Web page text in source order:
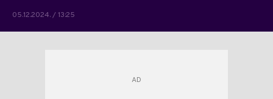
05.12.2024. / 13:25